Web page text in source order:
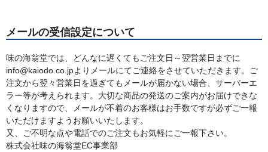
メールの受信設定について
味の海翁堂では、どんなに遅くてもご注文日～翌営業日までに
info@kaiodo.co.jpよりメールにてご連絡をさせていただきます。ご
注文から翌々営業日を過ぎてもメールが届かない場合、サーバーエ
ラー等が考えられます。大切な商品の発送のご案内がお届けできな
くなりますので、メールが不着のお客様はお手数ですが必ずご一報
いただけますようお願いいたします。
又、ご不明な点や電話でのご注文もお気軽にご一報下さい。
株式会社味の海翁堂EC事業部